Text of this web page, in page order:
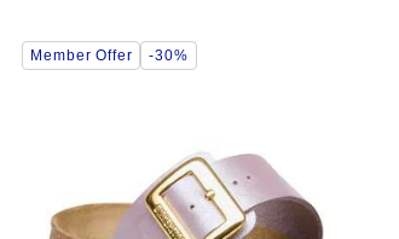
Wybranie
koloru
Member Offer -30%